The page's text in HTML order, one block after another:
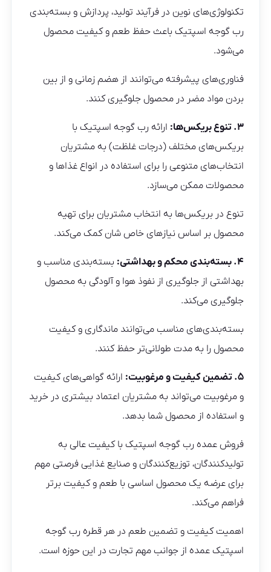
تکنولوژی‌های نوین در فرآیند تولید، پردازش و بسته‌بندی
رب گوجه اسپتیک باعث حفظ طعم و کیفیت محصول
می‌شود.
فناوری‌های پیشرفته می‌توانند از هضم زمانی و از بین
بردن مواد مضر در محصول جلوگیری کنند.
۳. تنوع بریکس‌ها:
ارائه رب گوجه اسپتیک با
بریکس‌های مختلف (درجات غلظت) به مشتریان
انتخاب‌های متنوعی را برای استفاده در انواع غذاها و
محصولات ممکن می‌سازد.
تنوع در بریکس‌ها به انتخاب مشتریان برای تهیه
محصول بر اساس نیازهای خاص شان کمک می‌کند.
۴. بسته‌بندی محکم و بهداشتی:
بسته‌بندی مناسب و
بهداشتی از جلوگیری از نفوذ هوا و آلودگی به محصول
جلوگیری می‌کند.
بسته‌بندی‌های مناسب می‌توانند ماندگاری و کیفیت
محصول را به مدت طولانی‌تر حفظ کنند.
۵. تضمین کیفیت و مرغوبیت:
ارائه گواهی‌های کیفیت
و مرغوبیت می‌تواند به مشتریان اعتماد بیشتری در خرید
و استفاده از محصول شما بدهد.
فروش عمده رب گوجه اسپتیک با کیفیت عالی به
تولیدکنندگان، توزیع‌کنندگان و صنایع غذایی فرصتی مهم
برای عرضه یک محصول اساسی با طعم و کیفیت برتر
فراهم می‌کند.
اهمیت کیفیت و تضمین طعم در هر قطره رب گوجه
اسپتیک عمده از جوانب مهم تجارت در این حوزه است.